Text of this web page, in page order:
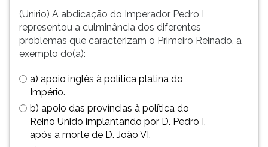
(Unirio) A abdicação do Imperador Pedro I
representou a culminância dos diferentes
problemas que caracterizam o Primeiro Reinado, a
exemplo do(a):
a) apoio inglês à política platina do
Império.
b) apoio das províncias à política do
Reino Unido implantando por D. Pedro I,
após a morte de D. João VI.